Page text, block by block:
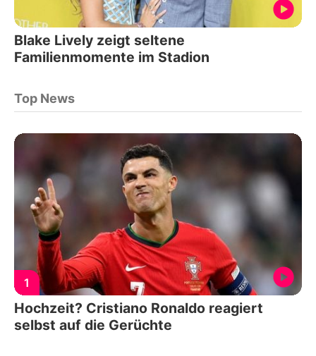
Blake Lively zeigt seltene
Familienmomente im Stadion
Top News
1
Hochzeit? Cristiano Ronaldo reagiert
selbst auf die Gerüchte